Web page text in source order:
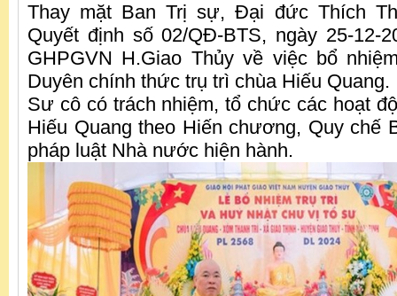
Thay mặt Ban Trị sự, Đại đức Thích
Quyết định số 02/QĐ-BTS, ngày 25-12-
GHPGVN H.Giao Thủy về việc bổ
Duyên chính thức trụ trì chùa Hiếu Quang.
Sư cô có trách nhiệm, tổ chức các hoạt
Hiếu Quang theo Hiến chương, Quy chế
pháp luật Nhà nước hiện hành.